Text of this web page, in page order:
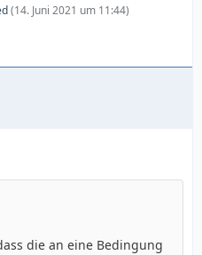
(14. Juni 2021 um 11:44)
die an eine Bedingung